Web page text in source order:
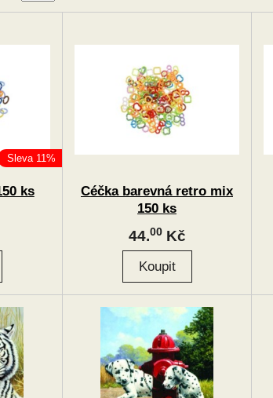
Sleva 11%
ks
Céčka barevná retro mix
150 ks
44.00Kč